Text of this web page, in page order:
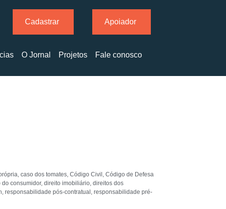
Cadastrar Apoiador
O Jornal Projetos Fale conosco
, caso dos tomates, Código Civil , Código de Defesa
do consumidor, direito imobiliário, direitos dos
, responsabilidade pós-contratual , responsabilidade pré-